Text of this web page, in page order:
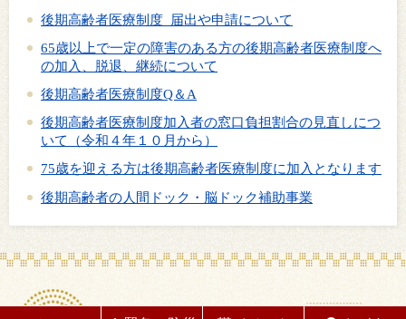
後期高齢者医療制度 届出や申請について
65歳以上で一定の障害のある方の後期高齢者医療制度へ
の加入、脱退、継続について
後期高齢者医療制度Q＆A
後期高齢者医療制度加入者の窓口負担割合の見直しにつ
いて（令和４年１０月から）
75歳を迎える方は後期高齢者医療制度に加入となります
後期高齢者の人間ドック・脳ドック補助事業